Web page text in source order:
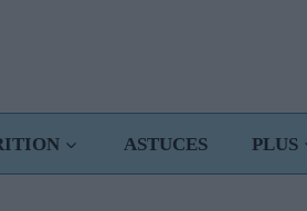
ASTUCES PLUS